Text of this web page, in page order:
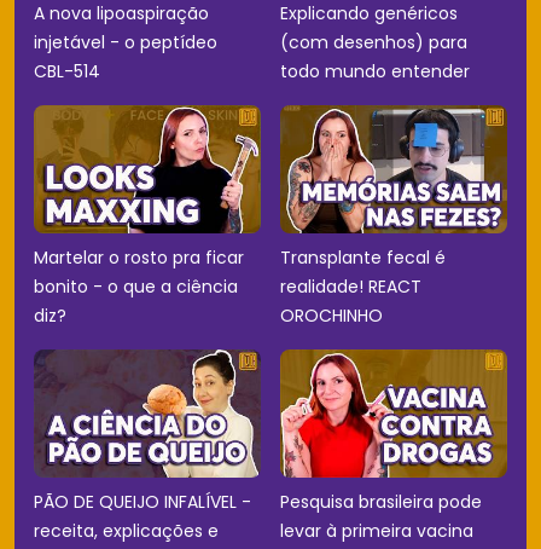
A nova lipoaspiração
injetável - o peptídeo
CBL-514
Explicando genéricos
(com desenhos) para
todo mundo entender
Martelar o rosto pra ficar
bonito - o que a ciência
diz?
Transplante fecal é
realidade! REACT
OROCHINHO
PÃO DE QUEIJO INFALÍVEL -
receita, explicações e
Pesquisa brasileira pode
levar à primeira vacina